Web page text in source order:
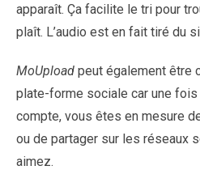
apparaît. Ça facilite le tri pour
plaît. L’audio est en fait tiré du
MoUpload peut également être
plate-forme sociale car une
compte, vous êtes en mesure
ou de partager sur les réseaux
aimez.